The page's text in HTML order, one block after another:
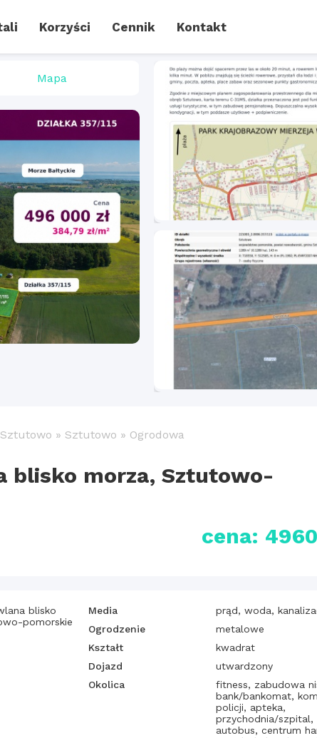
Korzyści Cennik Kontakt
Mapa
Sztutowo » Sztutowo » Ogrodowa
blisko morza, Sztutowo-
cena:
blisko
pomorskie
Media
prąd, woda,
Ogrodzenie
metalowe
Kształt
kwadrat
Dojazd
utwardzony
Okolica
fitness, zabudowa
bank/bankomat,
policji, apteka,
przychodnia/szpital,
autobus, centrum